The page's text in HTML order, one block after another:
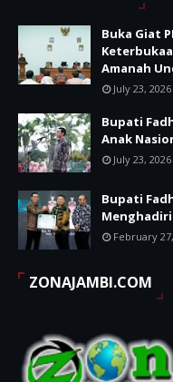
Buka Giat
Amanah
July 23, 2026
Bupati
Anak
July 23, 2026
Bupati
February
ZONAJAMBI.COM